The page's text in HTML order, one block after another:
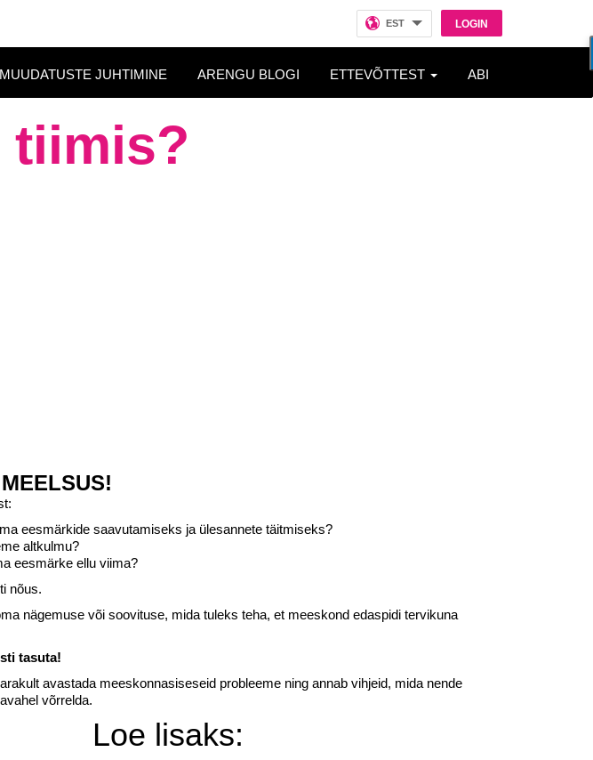
LOGIN
EST
MUUDATUSTE JUHTIMINE ARENGU BLOGI ETTEVÕTTEST ABI
tiimis?
eesmärkide saavutamiseks ja ülesannete täitmiseks?
altkulmu?
eesmärke ellu viima?
nõus.
nägemuse või soovituse, mida tuleks teha, et meeskond edaspidi tervikuna
tasuta!
avastada meeskonnasiseseid probleeme ning annab vihjeid, mida nende
võrrelda.
Loe lisaks: